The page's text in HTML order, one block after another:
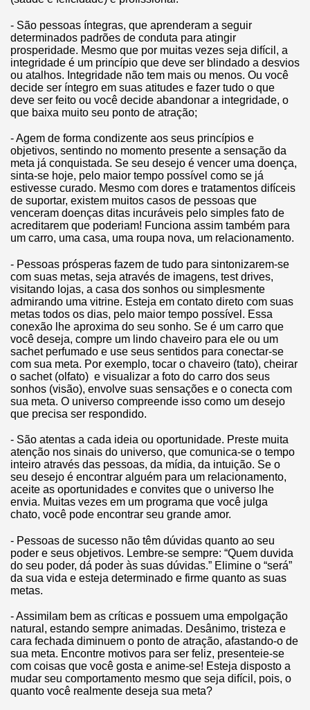
- São pessoas íntegras, que aprenderam a seguir
determinados padrões de conduta para atingir
prosperidade. Mesmo que por muitas vezes seja difícil, a
integridade é um princípio que deve ser blindado a desvios
ou atalhos. Integridade não tem mais ou menos. Ou você
decide ser íntegro em suas atitudes e fazer tudo o que
deve ser feito ou você decide abandonar a integridade, o
que baixa muito seu ponto de atração;
- Agem de forma condizente aos seus princípios e
objetivos, sentindo no momento presente a sensação da
meta já conquistada. Se seu desejo é vencer uma doença,
sinta-se hoje, pelo maior tempo possível como se já
estivesse curado. Mesmo com dores e tratamentos difíceis
de suportar, existem muitos casos de pessoas que
venceram doenças ditas incuráveis pelo simples fato de
acreditarem que poderiam! Funciona assim também para
um carro, uma casa, uma roupa nova, um relacionamento.
- Pessoas prósperas fazem de tudo para sintonizarem-se
com suas metas, seja através de imagens, test drives,
visitando lojas, a casa dos sonhos ou simplesmente
admirando uma vitrine. Esteja em contato direto com suas
metas todos os dias, pelo maior tempo possível. Essa
conexão lhe aproxima do seu sonho. Se é um carro que
você deseja, compre um lindo chaveiro para ele ou um
sachet perfumado e use seus sentidos para conectar-se
com sua meta. Por exemplo, tocar o chaveiro (tato), cheirar
o sachet (olfato) e visualizar a foto do carro dos seus
sonhos (visão), envolve suas sensações e o conecta com
sua meta. O universo compreende isso como um desejo
que precisa ser respondido.
- São atentas a cada ideia ou oportunidade. Preste muita
atenção nos sinais do universo, que comunica-se o tempo
inteiro através das pessoas, da mídia, da intuição. Se o
seu desejo é encontrar alguém para um relacionamento,
aceite as oportunidades e convites que o universo lhe
envia. Muitas vezes em um programa que você julga
chato, você pode encontrar seu grande amor.
- Pessoas de sucesso não têm dúvidas quanto ao seu
poder e seus objetivos. Lembre-se sempre: “Quem duvida
do seu poder, dá poder às suas dúvidas.” Elimine o “será”
da sua vida e esteja determinado e firme quanto as suas
metas.
- Assimilam bem as críticas e possuem uma empolgação
natural, estando sempre animadas. Desânimo, tristeza e
cara fechada diminuem o ponto de atração, afastando-o de
sua meta. Encontre motivos para ser feliz, presenteie-se
com coisas que você gosta e anime-se! Esteja disposto a
mudar seu comportamento mesmo que seja difícil, pois, o
quanto você realmente deseja sua meta?